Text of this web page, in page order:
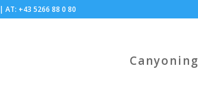
|AT: +43 5266 88 0 80
Canyoning